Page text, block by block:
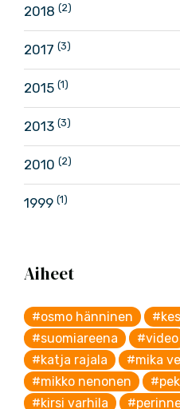
2018 (2)
2017 (3)
2015 (1)
2013 (3)
2010 (2)
1999 (1)
Aiheet
#osmo hänninen
#suomiareena
#video
#katja rajala
#mika
#mikko nenonen
#kirsi varhila